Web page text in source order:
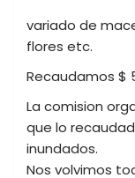
variado de
flores etc.
Recaudamos $
La comision
que lo
inundados.
Nos volvimos